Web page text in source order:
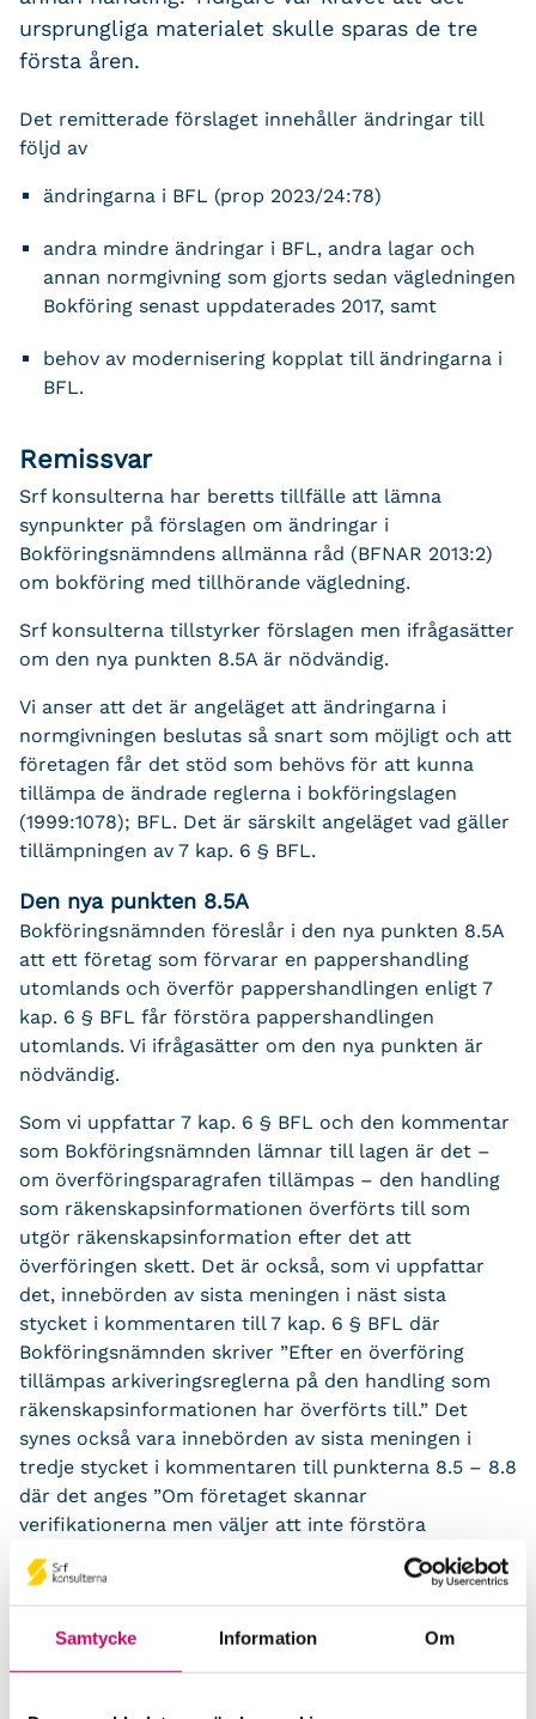
Samtycke Information Om
ursprungliga materialet skulle sparas de tre
första åren.
Det remitterade förslaget innehåller ändringar till
följd av
ändringarna i BFL (prop 2023/24:78)
andra mindre ändringar i BFL, andra lagar och
annan normgivning som gjorts sedan vägledningen
Bokföring senast uppdaterades 2017, samt
behov av modernisering kopplat till ändringarna i
BFL.
Remissvar
Srf konsulterna har beretts tillfälle att lämna
synpunkter på förslagen om ändringar i
Bokföringsnämndens allmänna råd (BFNAR 2013:2)
om bokföring med tillhörande vägledning.
Srf konsulterna tillstyrker förslagen men ifrågasätter
om den nya punkten 8.5A är nödvändig.
Vi anser att det är angeläget att ändringarna i
normgivningen beslutas så snart som möjligt och att
företagen får det stöd som behövs för att kunna
tillämpa de ändrade reglerna i bokföringslagen
(1999:1078); BFL. Det är särskilt angeläget vad gäller
tillämpningen av 7 kap. 6 § BFL.
Den nya punkten 8.5A
Bokföringsnämnden föreslår i den nya punkten 8.5A
att ett företag som förvarar en pappershandling
utomlands och överför pappershandlingen enligt 7
kap. 6 § BFL får förstöra pappershandlingen
utomlands. Vi ifrågasätter om den nya punkten är
nödvändig.
Som vi uppfattar 7 kap. 6 § BFL och den kommentar
som Bokföringsnämnden lämnar till lagen är det –
om överföringsparagrafen tillämpas – den handling
som räkenskapsinformationen överförts till som
utgör räkenskapsinformation efter det att
överföringen skett. Det är också, som vi uppfattar
det, innebörden av sista meningen i näst sista
stycket i kommentaren till 7 kap. 6 § BFL där
Bokföringsnämnden skriver ”Efter en överföring
tillämpas arkiveringsreglerna på den handling som
räkenskapsinformationen har överförts till.” Det
synes också vara innebörden av sista meningen i
tredje stycket i kommentaren till punkterna 8.5 – 8.8
där det anges ”Om företaget skannar
verifikationerna men väljer att inte förstöra
pappershandlingen efter överföringen, behöver dessa
handlingar inte återföras till Sverige”.
Förutsatt att en tillämpning av 7 kap. 6 § BFL